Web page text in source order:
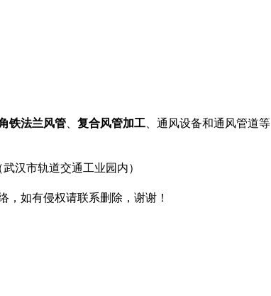
铁法兰风管、 复合风管加工、通风设备和通风管道等
汉市轨道交通工业园内）
，如有侵权请联系删除，谢谢！